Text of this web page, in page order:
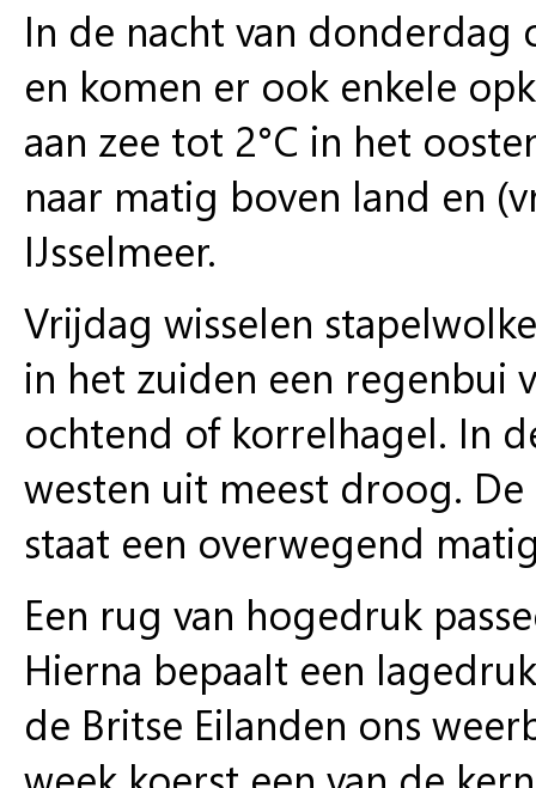
In de nacht van
en komen er ook enkele
aan zee tot 2°C in het
naar matig boven land en
IJsselmeer.
Vrijdag wisselen
in het zuiden een regenbui
ochtend of korrelhagel. In
westen uit meest droog.
staat een overwegend
Een rug van hogedruk
Hierna bepaalt een
de Britse Eilanden ons